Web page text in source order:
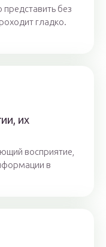
без
гладко.
их
восприятие,
в